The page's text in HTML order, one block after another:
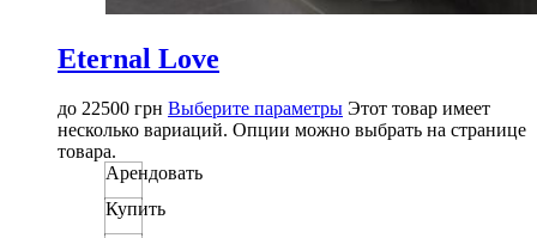
Eternal Love
до 22500 грн Выберите параметры Этот товар имеет
несколько вариаций. Опции можно выбрать на странице
товара.
Арендовать
Купить